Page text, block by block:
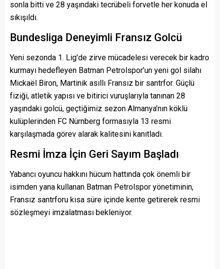
sonla bitti ve 28 yaşındaki tecrübeli forvetle her konuda el
sıkışıldı.
Bundesliga Deneyimli Fransız Golcü
Yeni sezonda 1. Lig’de zirve mücadelesi verecek bir kadro
kurmayı hedefleyen Batman Petrolspor’un yeni gol silahı
Mickaël Biron, Martinik asıllı Fransız bir santrfor. Güçlü
fiziği, atletik yapısı ve bitirici vuruşlarıyla tanınan 28
yaşındaki golcü, geçtiğimiz sezon Almanya’nın köklü
kulüplerinden FC Nürnberg formasıyla 13 resmi
karşılaşmada görev alarak kalitesini kanıtladı.
Resmi İmza İçin Geri Sayım Başladı
Yabancı oyuncu hakkını hücum hattında çok önemli bir
isimden yana kullanan Batman Petrolspor yönetiminin,
Fransız santrforu kısa süre içinde kente getirerek resmi
sözleşmeyi imzalatması bekleniyor.